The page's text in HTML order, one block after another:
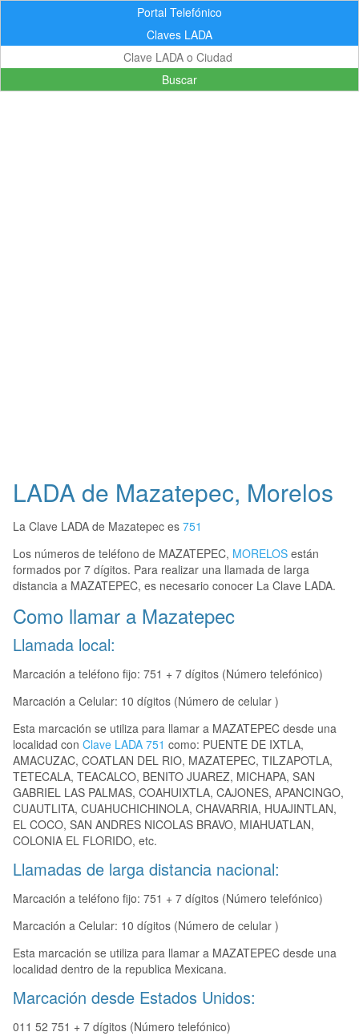
Portal Telefónico
Claves LADA
Buscar
LADA de Mazatepec, Morelos
La Clave LADA de Mazatepec es 751
Los números de teléfono de MAZATEPEC, MORELOS están
formados por 7 dígitos. Para realizar una llamada de larga
distancia a MAZATEPEC, es necesario conocer La Clave LADA.
Como llamar a Mazatepec
Llamada local:
Marcación a teléfono fijo: 751 + 7 dígitos (Número telefónico)
Marcación a Celular: 10 dígitos (Número de celular )
Esta marcación se utiliza para llamar a MAZATEPEC desde una
localidad con Clave LADA 751 como: PUENTE DE IXTLA,
AMACUZAC, COATLAN DEL RIO, MAZATEPEC, TILZAPOTLA,
TETECALA, TEACALCO, BENITO JUAREZ, MICHAPA, SAN
GABRIEL LAS PALMAS, COAHUIXTLA, CAJONES, APANCINGO,
CUAUTLITA, CUAHUCHICHINOLA, CHAVARRIA, HUAJINTLAN,
EL COCO, SAN ANDRES NICOLAS BRAVO, MIAHUATLAN,
COLONIA EL FLORIDO, etc.
Llamadas de larga distancia nacional:
Marcación a teléfono fijo: 751 + 7 dígitos (Número telefónico)
Marcación a Celular: 10 dígitos (Número de celular )
Esta marcación se utiliza para llamar a MAZATEPEC desde una
localidad dentro de la republica Mexicana.
Marcación desde Estados Unidos:
011 52 751 + 7 dígitos (Número telefónico)